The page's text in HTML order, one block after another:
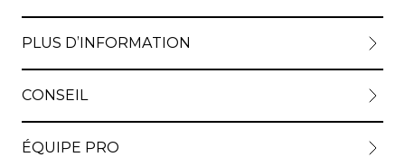
PLUS D’INFORMATION
CONSEIL
ÉQUIPE PRO